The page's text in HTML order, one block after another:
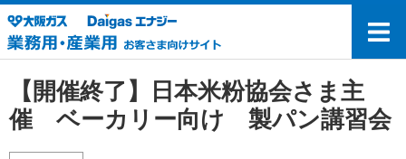
【開催終了】日本米粉協会さま主
催 ベーカリー向け 製パン講習会